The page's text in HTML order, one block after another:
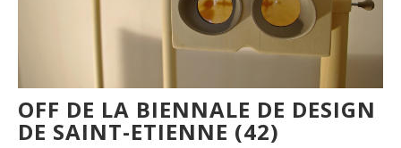
OFF DE LA BIENNALE DE DESIGN
DE SAINT-ETIENNE (42)